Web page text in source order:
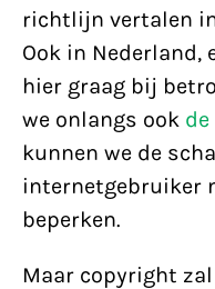
richtlijn vertalen
Ook in Nederland,
hier graag bij
we onlangs ook
kunnen we de
internetgebruiker
beperken.
Maar copyright